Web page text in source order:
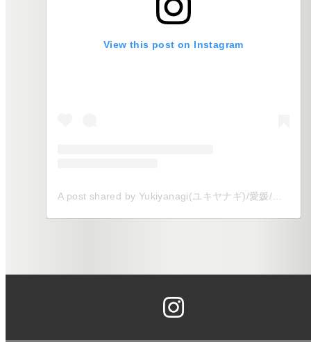
View this post on Instagram